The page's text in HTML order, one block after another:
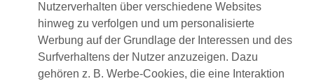
Nutzerverhalten über verschiedene Websites
hinweg zu verfolgen und um personalisierte
Werbung auf der Grundlage der Interessen und des
Surfverhaltens der Nutzer anzuzeigen. Dazu
gehören z. B. Werbe-Cookies, die eine Interaktion